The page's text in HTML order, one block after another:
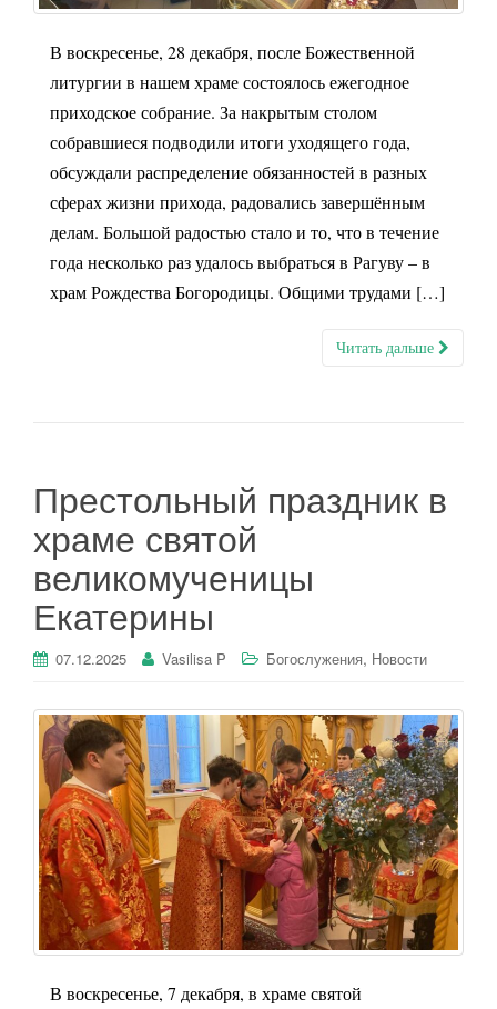
В воскресенье, 28 декабря, после Божественной
литургии в нашем храме состоялось ежегодное
приходское собрание. За накрытым столом
собравшиеся подводили итоги уходящего года,
обсуждали распределение обязанностей в разных
сферах жизни прихода, радовались завершённым
делам. Большой радостью стало и то, что в течение
года несколько раз удалось выбраться в Рагуву – в
храм Рождества Богородицы. Общими трудами […]
Читать дальше
Престольный праздник в
храме святой
великомученицы
Екатерины
07.12.2025 Vasilisa P Богослужения, Новости
В воскресенье, 7 декабря, в храме святой